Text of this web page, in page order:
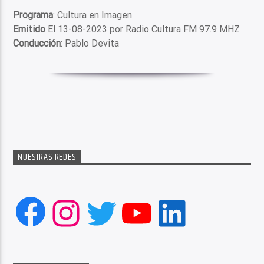
Programa: Cultura en Imagen
Emitido El 13-08-2023 por Radio Cultura FM 97.9 MHZ
Conducción: Pablo Devita
NUESTRAS REDES
Facebook
Instagram
Twitter
YouTube
LinkedIn